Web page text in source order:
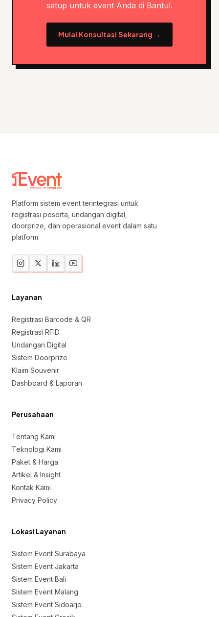
setup untuk event Anda di Bantul.
Mulai Konsultasi Sekarang →
Platform sistem event terintegrasi untuk
registrasi peserta, undangan digital,
doorprize, dan operasional event dalam satu
platform.
Layanan
Registrasi Barcode & QR
Registrasi RFID
Undangan Digital
Sistem Doorprize
Klaim Souvenir
Dashboard & Laporan
Perusahaan
Tentang Kami
Teknologi Kami
Paket & Harga
Artikel & Insight
Kontak Kami
Privacy Policy
Lokasi Layanan
Sistem Event Surabaya
Sistem Event Jakarta
Sistem Event Bali
Sistem Event Malang
Sistem Event Sidoarjo